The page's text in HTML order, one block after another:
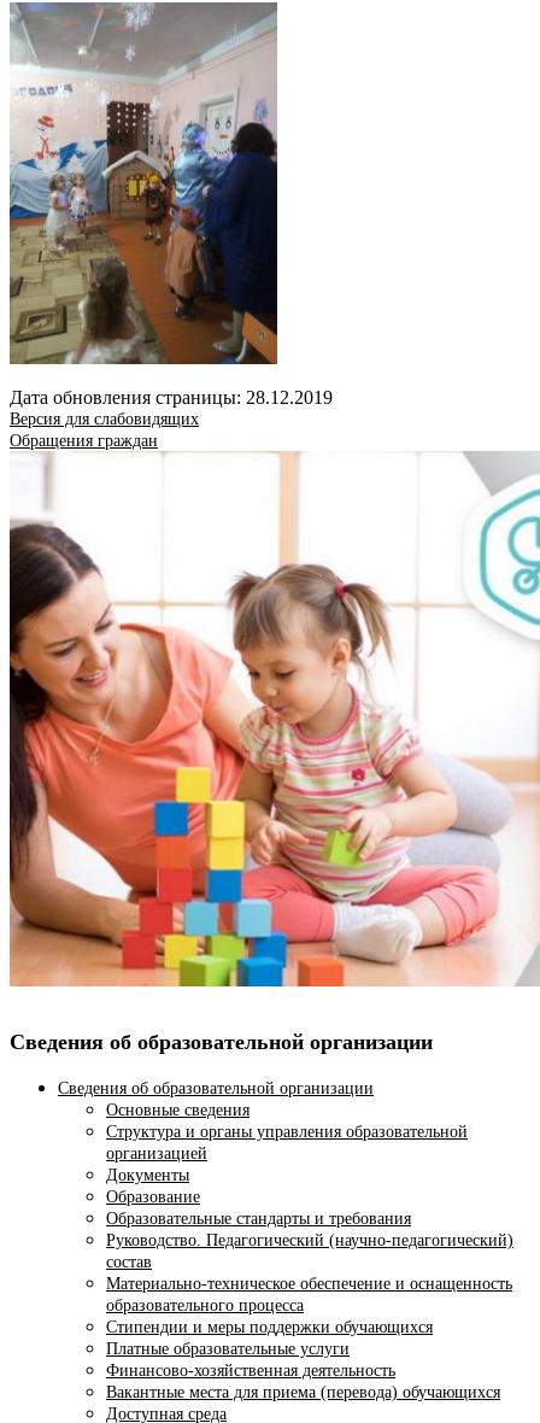
Дата обновления страницы: 28.12.2019
Версия для слабовидящих
Обращения граждан
Сведения об образовательной организации
Сведения об образовательной организации
Основные сведения
Структура и органы управления образовательной
организацией
Документы
Образование
Образовательные стандарты и требования
Руководство. Педагогический (научно-педагогический)
состав
Материально-техническое обеспечение и оснащенность
образовательного процесса
Стипендии и меры поддержки обучающихся
Платные образовательные услуги
Финансово-хозяйственная деятельность
Вакантные места для приема (перевода) обучающихся
Доступная среда